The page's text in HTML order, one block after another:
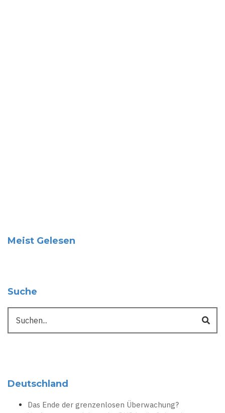
Meist Gelesen
Suche
Deutschland
Das Ende der grenzenlosen Überwachung?